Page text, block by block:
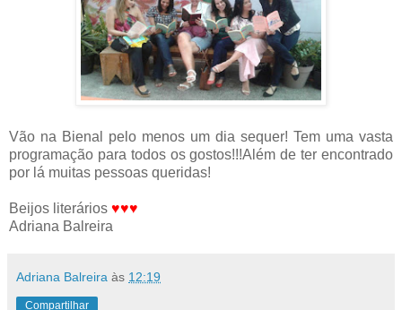
Vão na Bienal pelo menos um dia sequer! Tem uma vasta
programação para todos os gostos!!!Além de ter encontrado
por lá muitas pessoas queridas!
Beijos literários ♥♥♥
Adriana Balreira
Adriana Balreira às 12:19
Compartilhar